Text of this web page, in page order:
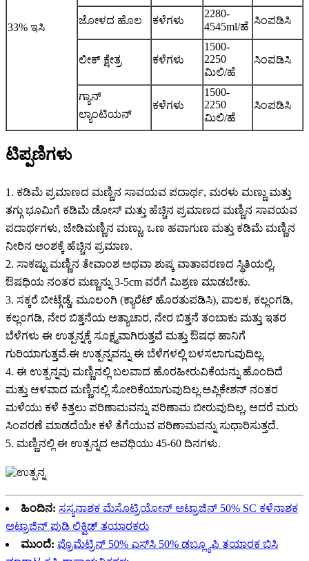
33% ಇಸಿ
ಜೋಳದ ಹೊಲ ಕಳೆಗಳು
2280-
4545ml/ಹೆ
ಸಿಂಪಡಿಸಿ
ಲೀಕ್ ಕ್ಷೇತ್ರ ಕಳೆಗಳು
1500-
2250
ಮಿಲಿ/ಹೆ
ಸಿಂಪಡಿಸಿ
ಗ್ಯಾನ್
ಲ್ಯಾಂಟಿಯನ್
ಕಳೆಗಳು
1500-
2250
ಮಿಲಿ/ಹೆ
ಸಿಂಪಡಿಸಿ
ಟಿಪ್ಪಣಿಗಳು
1. ಕಡಿಮೆ ಪ್ರಮಾಣದ ಮಣ್ಣಿನ ಸಾವಯವ ಪದಾರ್ಥ, ಮರಳು ಮಣ್ಣು ಮತ್ತು
ತಗ್ಗು ಭೂಮಿಗೆ ಕಡಿಮೆ ಡೋಸ್ ಮತ್ತು ಹೆಚ್ಚಿನ ಪ್ರಮಾಣದ ಮಣ್ಣಿನ ಸಾವಯವ
ಪದಾರ್ಥಗಳು, ಜೇಡಿಮಣ್ಣಿನ ಮಣ್ಣು, ಒಣ ಹವಾಗುಣ ಮತ್ತು ಕಡಿಮೆ ಮಣ್ಣಿನ
ನೀರಿನ ಅಂಶಕ್ಕೆ ಹೆಚ್ಚಿನ ಪ್ರಮಾಣ.
2. ಸಾಕಷ್ಟು ಮಣ್ಣಿನ ತೇವಾಂಶ ಅಥವಾ ಶುಷ್ಕ ವಾತಾವರಣದ ಸ್ಥಿತಿಯಲ್ಲಿ,
ಔಷಧಿಯ ನಂತರ ಮಣ್ಣನ್ನು 3-5cm ವರೆಗೆ ಮಿಶ್ರಣ ಮಾಡಬೇಕು.
3. ಸಕ್ಕರೆ ಬೀಟ್ಗೆಡ್ಡೆ, ಮೂಲಂಗಿ (ಕ್ಯಾರೆಟ್ ಹೊರತುಪಡಿಸಿ), ಪಾಲಕ, ಕಲ್ಲಂಗಡಿ,
ಕಲ್ಲಂಗಡಿ, ನೇರ ಬಿತ್ತನೆಯ ಅತ್ಯಾಚಾರ, ನೇರ ಬಿತ್ತನೆ ತಂಬಾಕು ಮತ್ತು ಇತರ
ಬೆಳೆಗಳು ಈ ಉತ್ಪನ್ನಕ್ಕೆ ಸೂಕ್ಷ್ಮವಾಗಿರುತ್ತವೆ ಮತ್ತು ಔಷಧ ಹಾನಿಗೆ
ಗುರಿಯಾಗುತ್ತವೆ.ಈ ಉತ್ಪನ್ನವನ್ನು ಈ ಬೆಳೆಗಳಲ್ಲಿ ಬಳಸಲಾಗುವುದಿಲ್ಲ.
4. ಈ ಉತ್ಪನ್ನವು ಮಣ್ಣಿನಲ್ಲಿ ಬಲವಾದ ಹೊರಹೀರುವಿಕೆಯನ್ನು ಹೊಂದಿದೆ
ಮತ್ತು ಆಳವಾದ ಮಣ್ಣಿನಲ್ಲಿ ಸೋರಿಕೆಯಾಗುವುದಿಲ್ಲ.ಅಪ್ಲಿಕೇಶನ್ ನಂತರ
ಮಳೆಯು ಕಳೆ ಕಿತ್ತಲು ಪರಿಣಾಮವನ್ನು ಪರಿಣಾಮ ಬೀರುವುದಿಲ್ಲ, ಆದರೆ ಮರು
ಸಿಂಪರಣೆ ಮಾಡದೆಯೇ ಕಳೆ ತೆಗೆಯುವ ಪರಿಣಾಮವನ್ನು ಸುಧಾರಿಸುತ್ತದೆ.
5. ಮಣ್ಣಿನಲ್ಲಿ ಈ ಉತ್ಪನ್ನದ ಅವಧಿಯು 45-60 ದಿನಗಳು.
ಹಿಂದಿನ: ಸಸ್ಯನಾಶಕ ಮೆಸೊಟ್ರಿಯೋನ್ ಅಟ್ರಾಜಿನ್ 50% SC ಕಳೆನಾಶಕ
ಅಟ್ರಾಜಿನ್ ಪುಡಿ ಲಿಕ್ವಿಡ್ ತಯಾರಕರು
ಮುಂದೆ: ಪ್ರೊಮೆಟ್ರಿನ್ 50% ಎಸ್‌ಸಿ 50% ಡಬ್ಲ್ಯೂಪಿ ತಯಾರಕ ಬಿಸಿ